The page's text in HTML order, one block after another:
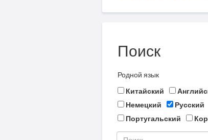
Поиск
Родной язык
Китайский
Немецкий
Русский
Португальский